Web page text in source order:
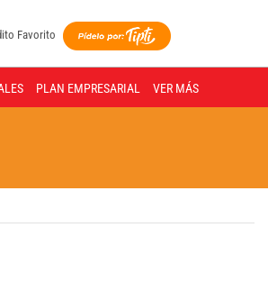
Favorito
PLAN EMPRESARIAL VER MÁS